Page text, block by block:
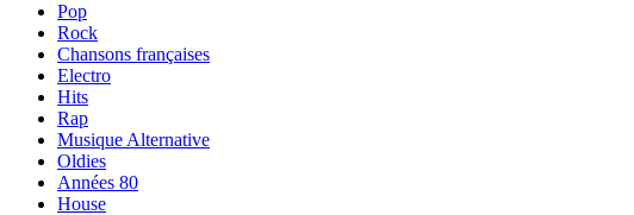
Pop
Rock
Chansons françaises
Electro
Hits
Rap
Musique Alternative
Oldies
Années 80
House